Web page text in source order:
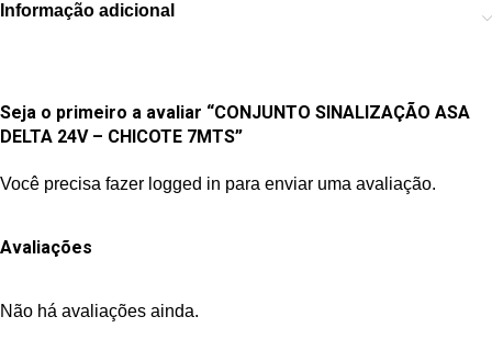
Informação adicional
Avaliações
Não há avaliações ainda.
Seja o primeiro a avaliar “CONJUNTO SINALIZAÇÃO ASA
DELTA 24V – CHICOTE 7MTS”
Você precisa fazer logged in para enviar uma avaliação.